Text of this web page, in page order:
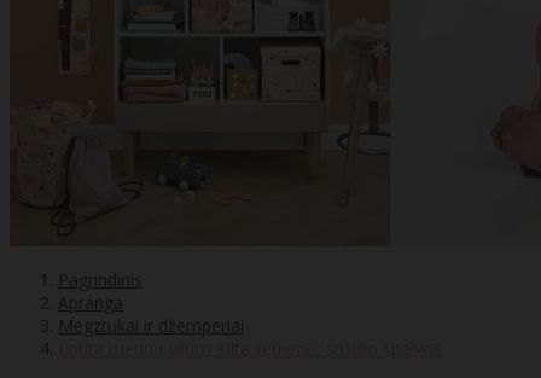
Pagrindinis
Apranga
Megztukai ir džemperiai